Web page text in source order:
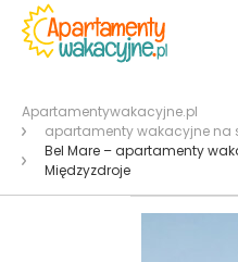
Apartamentywakacyjne.pl
apartamenty wakacyjne na
Bel Mare – apartamenty
Międzyzdroje